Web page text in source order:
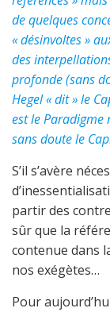
de quelques
« désinvoltes »
des
profonde (sans
Hegel « dit » le
est le
sans doute le
S’il s’avère
partir des
sûr que la
contenue dans
nos exégètes…
Pour